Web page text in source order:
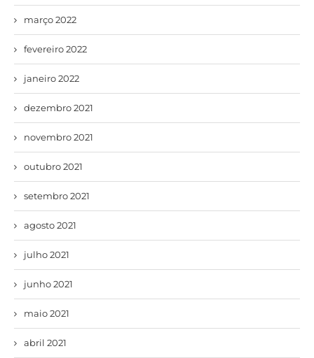
março 2022
fevereiro 2022
janeiro 2022
dezembro 2021
novembro 2021
outubro 2021
setembro 2021
agosto 2021
julho 2021
junho 2021
maio 2021
abril 2021